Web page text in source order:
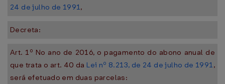
24 de julho de 1991,
Decreta:
Art. 1º No ano de 2016, o pagamento do abono anual de
que trata o art. 40 da Lei nº 8.213, de 24 de julho de 1991,
será efetuado em duas parcelas: